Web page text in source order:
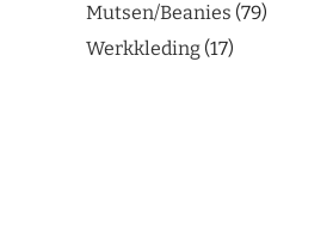
Mutsen/Beanies 79
Werkkleding 17